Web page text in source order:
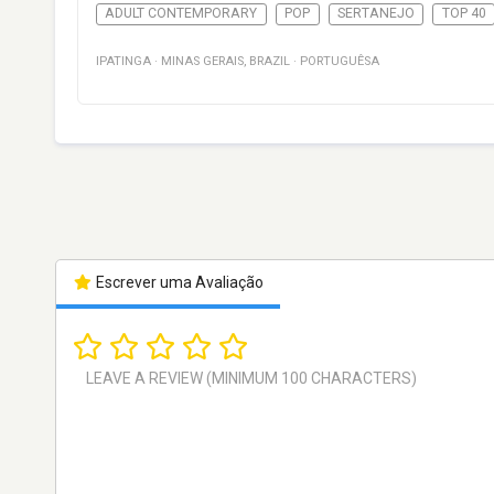
ADULT CONTEMPORARY POP SERTANEJO TOP 40
IPATINGA · MINAS GERAIS, BRAZIL · PORTUGUÊSA
Escrever uma Avaliação